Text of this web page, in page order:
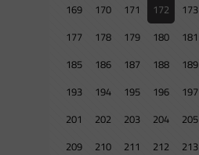
169
170 171 172 173
177
178 179 180 181
185
186 187 188 189
193
194 195 196 197
201
202 203 204 205
209
210 211 212 213